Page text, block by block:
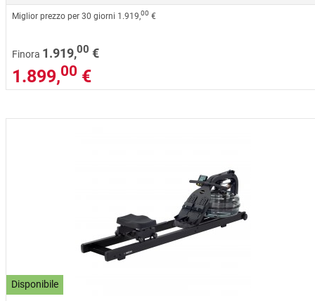
Miglior prezzo per 30 giorni 1.919,00 €
Finora 1.919,00 €
1.899,00 €
Disponibile